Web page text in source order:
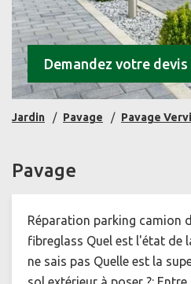
Demandez votre devis
Jardin Pavage Pavage
Pavage
Réparation parking camion
fibreglass Quel est l'état de
ne sais pas Quelle est la